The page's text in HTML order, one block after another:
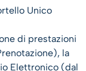
Unico
di prestazioni
la
Elettronico (dal